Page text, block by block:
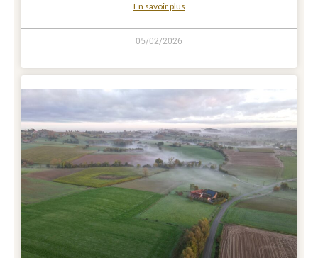
En savoir plus
05/02/2026